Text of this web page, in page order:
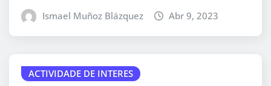
Ismael Muñoz Blázquez Abr 9, 2023
ACTIVIDADE DE INTERES